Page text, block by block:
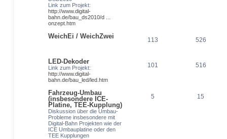
Link zum Projekt:
http://www.digital-
bahn.de/bau_ds2010/d ...
onzept.htm
WeichEi / WeichZwei 113 526
LED-Dekoder
Link zum Projekt:
http://www.digital-
bahn.de/bau_led/led.htm
101 516
Fahrzeug-Umbau
(insbesondere ICE-
Platine, TEE-Kupplung)
Diskussion über die Umbau-
Probleme insbesondere mit
Digital-Bahn Projekten wie der
ICE Umbauplatine oder den
TEE Kupplungen
5 15